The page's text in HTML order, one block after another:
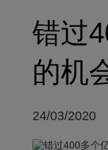
错过
的机
24/03/2020